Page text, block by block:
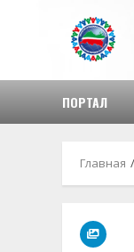
содержимому
ПОРТАЛ
Главная